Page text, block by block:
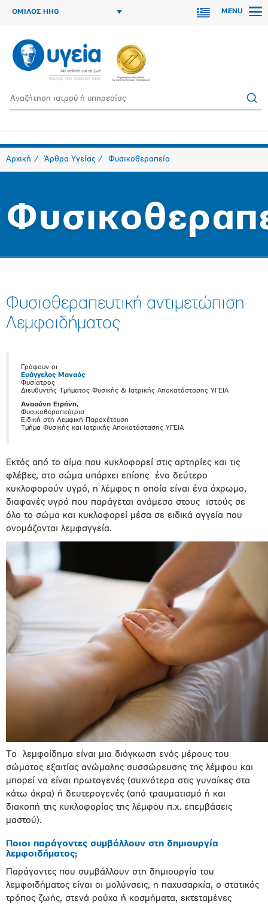
ΟΜΙΛΟΣ HHG MENU
Αρχική Άρθρα Υγείας Φυσικοθεραπεία
Φυσιοθεραπευτική αντιμετώπιση
Λεμφοιδήματος
Γράφουν οι
Ευάγγελος Μαναός
Φυσίατρος
Διευθυντής Τμήματος Φυσικής & Ιατρικής Αποκατάστασης ΥΓΕΙΑ
Αναούνη Ειρήνη,
Φυσικοθεραπεύτρια
Ειδική στη Λεμφική Παροχέτευση
Τμήμα Φυσικής και Ιατρικής Αποκατάστασης ΥΓΕΙΑ
Εκτός από το αίμα που κυκλοφορεί στις αρτηρίες και τις
φλέβες, στο σώμα υπάρχει επίσης ένα δεύτερο
κυκλοφορούν υγρό, η λέμφος η οποία είναι ένα άχρωμο,
διαφανές υγρό που παράγεται ανάμεσα στους ιστούς σε
όλο το σώμα και κυκλοφορεί μέσα σε ειδικά αγγεία που
ονομάζονται λεμφαγγεία.
Το λεμφοίδημα είναι μια διόγκωση ενός μέρους του
σώματος εξαιτίας ανώμαλης συσσώρευσης της λέμφου και
μπορεί να είναι πρωτογενές (συχνότερα στις γυναίκες στα
κάτω άκρα) ή δευτερογενές (από τραυματισμό ή και
διακοπή της κυκλοφορίας της λέμφου π.χ. επεμβάσεις
μαστού).
Ποιοι παράγοντες συμβάλλουν στη δημιουργία
λεμφοιδήματος;
Παράγοντες που συμβάλλουν στη δημιουργία του
λεμφοιδήματος είναι οι μολύνσεις, η παχυσαρκία, ο στατικός
τρόπος ζωής, στενά ρούχα ή κοσμήματα, εκτεταμένες